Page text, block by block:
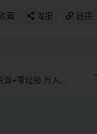
藏 海报 链接
源+零经验 月入